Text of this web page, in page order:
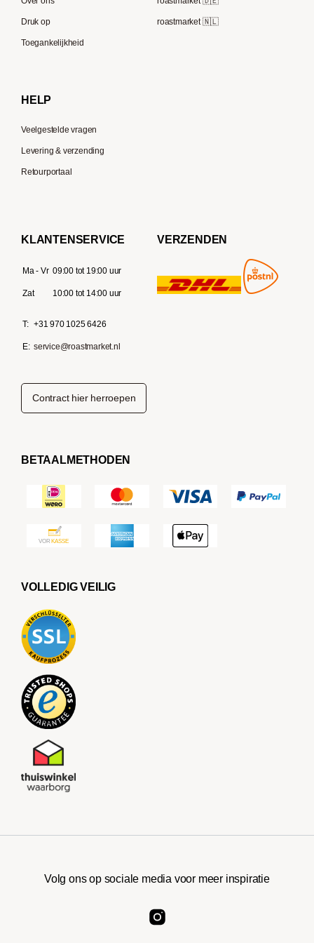
Supremo
Moccamaster
Druk op
Toegankelijkheid
roastmarket 🇳🇱
HELP
Veelgestelde vragen
Levering & verzending
Retourportaal
KLANTENSERVICE
Ma - Vr 09:00 tot 19:00 uur
Zat 10:00 tot 14:00 uur
T: +31 970 1025 6426
E: service@roastmarket.nl
VERZENDEN
Contract hier herroepen
BETAALMETHODEN
VOLLEDIG VEILIG
Volg ons op sociale media voor meer inspiratie